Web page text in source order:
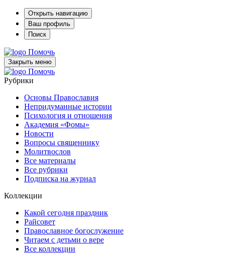
Открыть навигацию
Ваш профиль
Поиск
Помочь
Закрыть меню
Помочь
Рубрики
Основы Православия
Непридуманные истории
Психология и отношения
Академия «Фомы»
Новости
Вопросы священнику
Молитвослов
Все материалы
Все рубрики
Подписка на журнал
Коллекции
Какой сегодня праздник
Райсовет
Православное богослужение
Читаем с детьми о вере
Все коллекции